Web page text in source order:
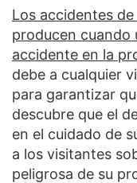
Los accidentes
producen cuando
accidente en la
debe a cualquier
para garantizar
descubre que el
en el cuidado de
a los visitantes
peligrosa de su